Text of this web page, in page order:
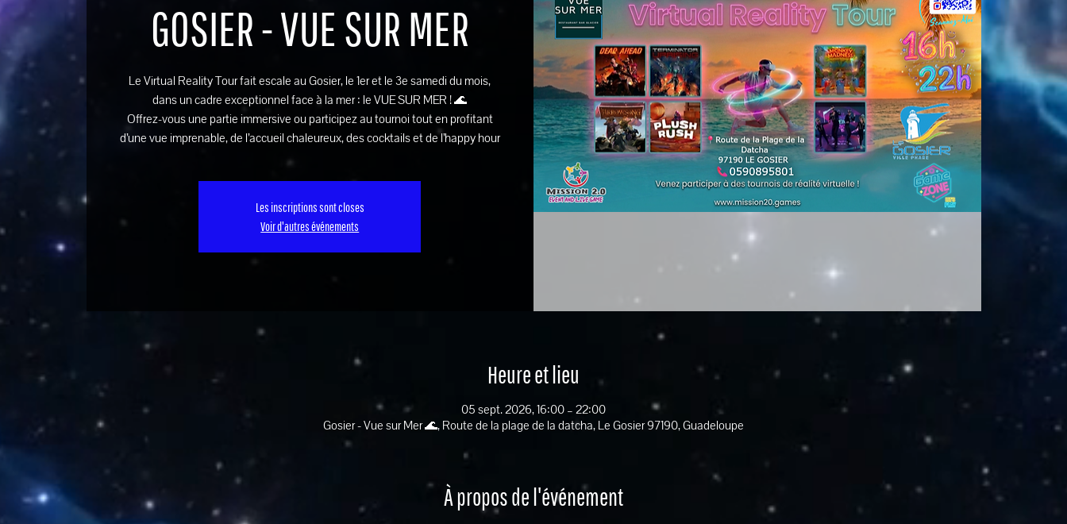
GOSIER - VUE SUR MER
Le Virtual Reality Tour fait escale au Gosier, le 1er et le 3e samedi du mois,
dans un cadre exceptionnel face à la mer : le VUE SUR MER ! 🌊
Offrez-vous une partie immersive ou participez au tournoi tout en profitant
d’une vue imprenable, de l’accueil chaleureux, des cocktails et de l’happy hour
Les inscriptions sont closes
Voir d'autres événements
Heure et lieu
05 sept. 2026, 16:00 – 22:00
Gosier - Vue sur Mer 🌊, Route de la plage de la datcha, Le Gosier 97190, Guadeloupe
À propos de l'événement